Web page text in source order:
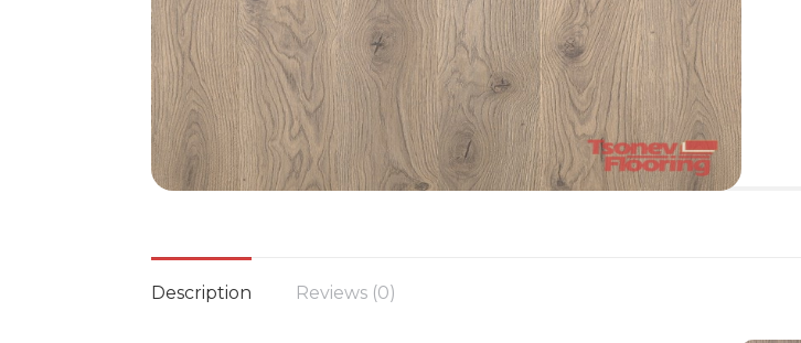
Description Reviews (0)